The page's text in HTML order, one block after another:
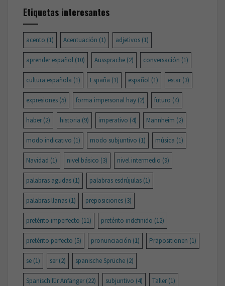
Etiquetas interesantes
acento (1) Acentuación (1) adjetivos (1)
aprender español (10) Aussprache (2) conversación (1)
cultura española (1) España (1) español (1) estar(3)
expresiones (5) forma impersonal hay (2) futuro (4)
haber(2) historia (9) imperativo (4) Mannheim (2)
modo indicativo (1) modo subjuntivo (1) música (1)
Navidad (1) nivel básico (3) nivel intermedio (9)
palabras agudas (1) palabras esdrújulas (1)
palabras llanas (1) preposiciones (3)
pretérito imperfecto (11) pretérito indefinido (12)
pretérito perfecto (5) pronunciación (1) Präpositionen (1)
se (1) ser(2) spanische Sprüche (2)
Spanisch für Anfänger(22) subjuntivo (4) Taller(1)